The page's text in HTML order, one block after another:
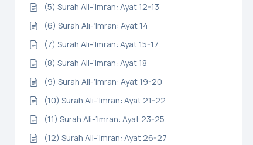
(5) Surah Ali-‘Imran: Ayat 12-13
(6) Surah Ali-‘Imran: Ayat 14
(7) Surah Ali-‘Imran: Ayat 15-17
(8) Surah Ali-‘Imran: Ayat 18
(9) Surah Ali-‘Imran: Ayat 19-20
(10) Surah Ali-‘Imran: Ayat 21-22
(11) Surah Ali-‘Imran: Ayat 23-25
(12) Surah Ali-‘Imran: Ayat 26-27